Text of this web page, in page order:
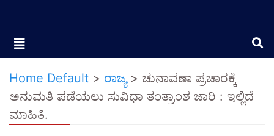
Home Default > ರಾಜ್ಯ> ಚುನಾವಣಾ ಪ್ರಚಾರಕ್ಕೆ
ಅನುಮತಿ ಪಡೆಯಲು ಸುವಿಧಾ ತಂತ್ರಾಂಶ ಜಾರಿ : ಇಲ್ಲಿದೆ
ಮಾಹಿತಿ.